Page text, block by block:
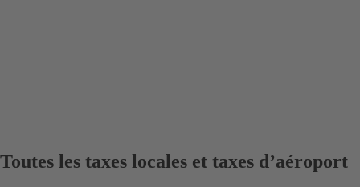
Toutes les taxes locales et taxes d’aéroport